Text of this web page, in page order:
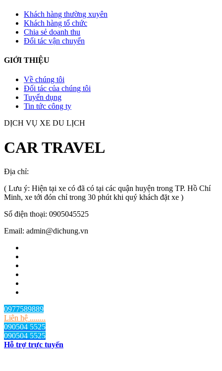
Khách hàng thường xuyên
Khách hàng tổ chức
Chia sẻ doanh thu
Đối tác vận chuyển
GIỚI THIỆU
Về chúng tôi
Đối tác của chúng tôi
Tuyển dụng
Tin tức công ty
DỊCH VỤ XE DU LỊCH
CAR TRAVEL
Địa chỉ:
( Lưu ý: Hiện tại xe có đã có tại các quận huyện trong TP. Hồ Chí
Minh, xe tới đón chỉ trong 30 phút khi quý khách đặt xe )
Số điện thoại: 0905045525
Email: admin@dichung.vn
0977589889
Liên hệ ........
090504 5525
090504 5525
Hỗ trợ trực tuyến